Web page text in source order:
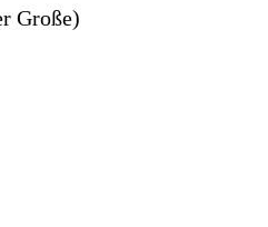
Große)